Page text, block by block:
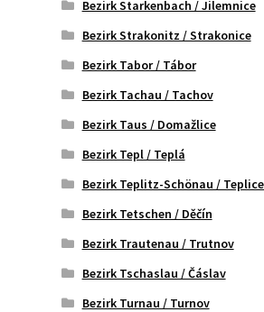
Bezirk Starkenbach / Jilemnice
Bezirk Strakonitz / Strakonice
Bezirk Tabor / Tábor
Bezirk Tachau / Tachov
Bezirk Taus / Domažlice
Bezirk Tepl / Teplá
Bezirk Teplitz-Schönau /
Bezirk Tetschen / Děčín
Bezirk Trautenau / Trutnov
Bezirk Tschaslau / Čáslav
Bezirk Turnau / Turnov